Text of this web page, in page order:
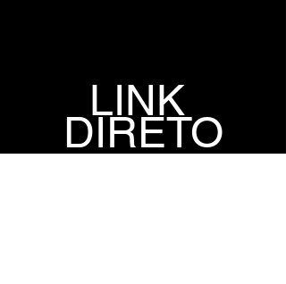
LINK
DIRETO